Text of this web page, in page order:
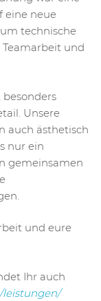
eine neue
technische
und
besonders
Unsere
auch ästhetisch
nur ein
gemeinsamen
und eure
Ihr auch
leistungen/